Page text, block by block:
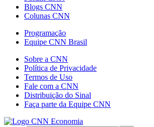
Blogs CNN
Colunas CNN
Programação
Equipe CNN Brasil
Sobre a CNN
Política de Privacidade
Termos de Uso
Fale com a CNN
Distribuição do Sinal
Faça parte da Equipe CNN